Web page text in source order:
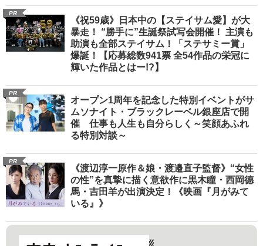
PR
《祝59歳》日本中の【ステイサム愛】が大
暴走！ “勝手に”生誕祭試写会開催！ 主演も
助演も全部ステイサム！「ステサミー賞」
爆誕！【応募総数941票 全54作品の栄冠に
輝いた作品とはー!?】
PR
オープン1周年を記念した特別イベントがサ
ムソナイト・ブラックレーベル銀座店で開
催 仕事も人生も自分らしく～笑顔あふれ
る特別対談～
PR
《渡辺淳一原作＆娘・渡邉直子監督》“女性
の性”を真摯に描く意欲作に黒木瞳・西岡德
馬・吉田羊が出演決定！《映画『月がみて
いる』》